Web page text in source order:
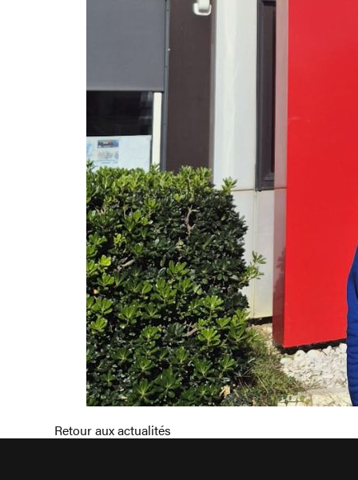
Retour aux actualités